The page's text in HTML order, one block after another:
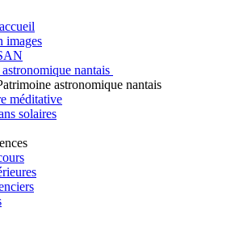
images
nantais
astronomique nantais
méditative
solaires